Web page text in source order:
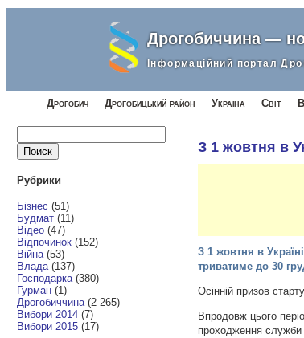
Дрогобиччина —
Інформаційний портал
Дрогобич Дрогобицький район Україна Світ
Рубрики
Бізнес (51)
Будмат (11)
Відео (47)
Відпочинок (152)
Війна (53)
Влада (137)
Господарка (380)
Гурман (1)
Дрогобиччина (2 265)
Вибори 2014 (7)
Вибори 2015 (17)
З 1 жовтня в
З 1 жовтня в
триватиме до 30
Осінній призов
Впродовж цього
проходження служби